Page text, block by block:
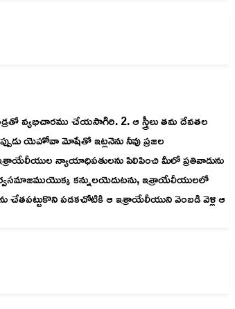
వ్యభిచారము చేయసాగిరి. 2. ఆ స్త్రీలు తమ దేవతల
యెహోవా మోషేతో ఇట్లనెను నీవు ప్రజల
న్యాయాధిపతులను పిలిపించి మీలో ప్రతివాడును
కన్నులయెదుటను, ఇశ్రాయేలీయులలో
చేతపట్టుకొని పడకచోటికి ఆ ఇశ్రాయేలీయుని వెంబడి వెళ్లి ఆ